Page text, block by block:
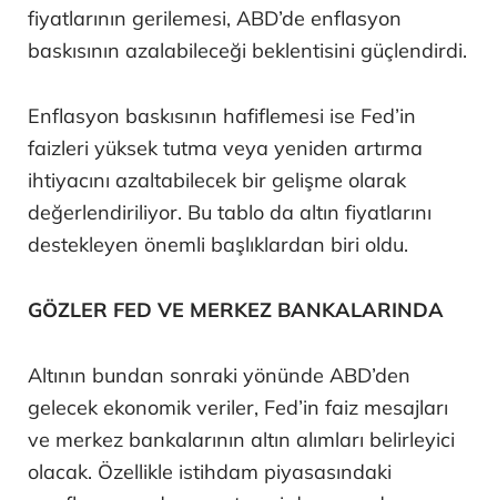
fiyatlarının gerilemesi, ABD’de enflasyon
baskısının azalabileceği beklentisini güçlendirdi.
Enflasyon baskısının hafiflemesi ise Fed’in
faizleri yüksek tutma veya yeniden artırma
ihtiyacını azaltabilecek bir gelişme olarak
değerlendiriliyor. Bu tablo da altın fiyatlarını
destekleyen önemli başlıklardan biri oldu.
GÖZLER FED VE MERKEZ BANKALARINDA
Altının bundan sonraki yönünde ABD’den
gelecek ekonomik veriler, Fed’in faiz mesajları
ve merkez bankalarının altın alımları belirleyici
olacak. Özellikle istihdam piyasasındaki